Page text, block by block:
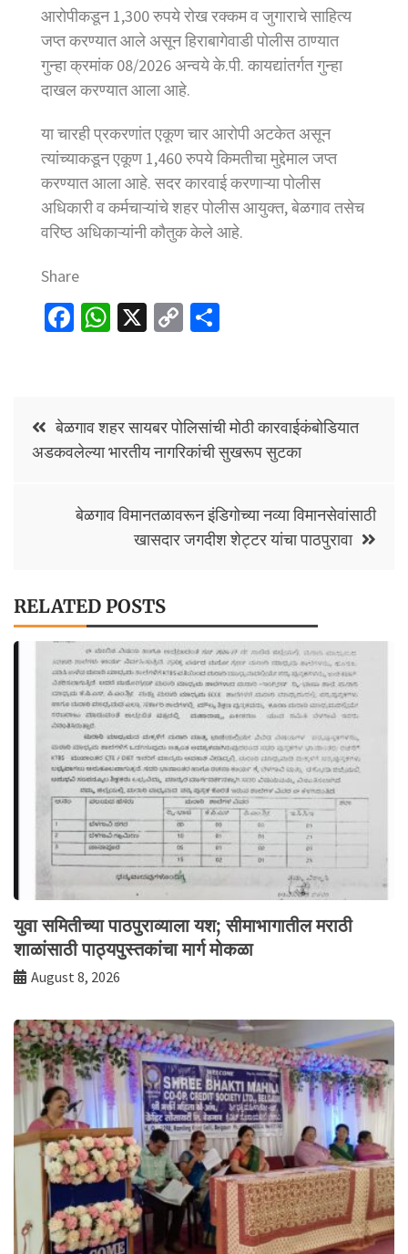
आरोपीकडून 1,300 रुपये रोख रक्कम व जुगाराचे साहित्य
जप्त करण्यात आले असून हिराबागेवाडी पोलीस ठाण्यात
गुन्हा क्रमांक 08/2026 अन्वये के.पी. कायद्यांतर्गत गुन्हा
दाखल करण्यात आला आहे.
या चारही प्रकरणांत एकूण चार आरोपी अटकेत असून
त्यांच्याकडून एकूण 1,460 रुपये किमतीचा मुद्देमाल जप्त
करण्यात आला आहे. सदर कारवाई करणाऱ्या पोलीस
अधिकारी व कर्मचाऱ्यांचे शहर पोलीस आयुक्त, बेळगाव तसेच
वरिष्ठ अधिकाऱ्यांनी कौतुक केले आहे.
Share
Fa
o
k
W
p
p
X
C
Li
n
Post
navigation
बेळगाव शहर सायबर पोलिसांची मोठी कारवाईकंबोडियात
अडकवलेल्या भारतीय नागरिकांची सुखरूप सुटका
बेळगाव विमानतळावरून इंडिगोच्या नव्या विमानसेवांसाठी
खासदार जगदीश शेट्टर यांचा पाठपुरावा
RELATED POSTS
युवा समितीच्या पाठपुराव्याला यश; सीमाभागातील मराठी
शाळांसाठी पाठ्यपुस्तकांचा मार्ग मोकळा
August 8, 2026